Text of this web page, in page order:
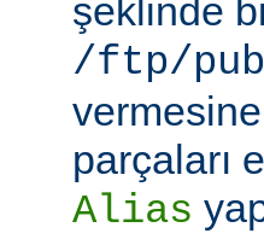
şeklinde
/ftp/
parçaları
Alias